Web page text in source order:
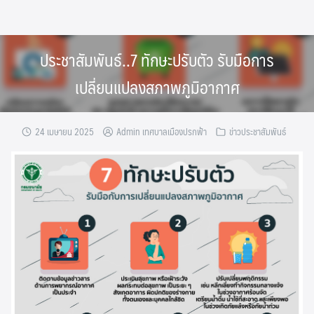
content
ประชาสัมพันธ์..7 ทักษะปรับตัว รับมือการ
เปลี่ยนแปลงสภาพภูมิอากาศ
24 เมษายน 2025 Admin เทศบาลเมืองปรกฟ้า ข่าวประชาสัมพันธ์